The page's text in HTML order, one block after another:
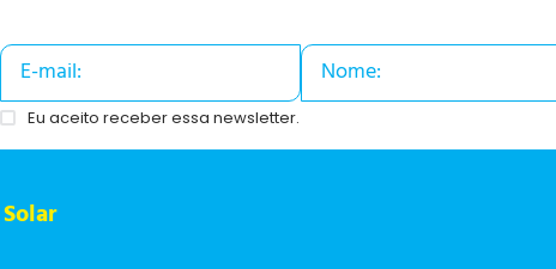
Eu aceito receber essa newsletter.